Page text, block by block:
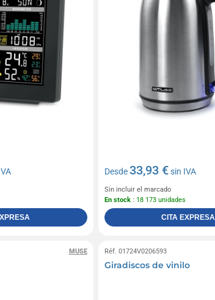
Desde33,93 €sin IVA
Sin incluir el marcado
En stock: 18 173 unidades
CITA EXPRESA
MUSE Réf. 01724V0206593
Giradiscos de vinilo